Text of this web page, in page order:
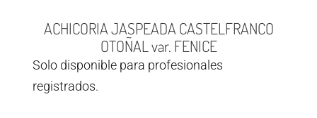
ACHICORIA JASPEADA CASTELFRANCO
OTOÑAL var. FENICE
Solo disponible para profesionales
registrados.